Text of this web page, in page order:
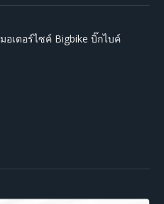
อเตอร์ไซค์ Bigbike บิ๊กไบค์